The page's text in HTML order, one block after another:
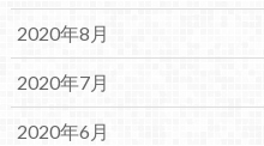
2020年8月
2020年7月
2020年6月